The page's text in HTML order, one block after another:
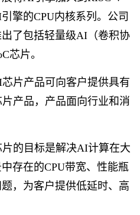
擎的CPU内核系列。公司
了包括轻量级AI（卷积协
芯片。
片产品可向客户提供具有
产品，产品面向行业和消
的目标是解决AI计算在大
存在的CPU带宽、性能瓶
，为客户提供低延时、高